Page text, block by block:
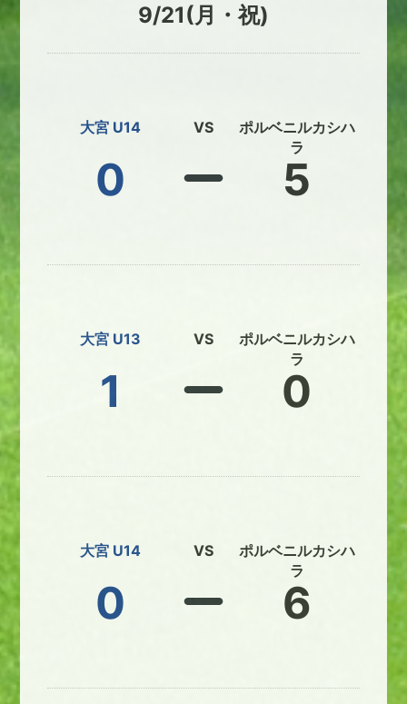
9/21(月・祝)
大宮 U14
0
VS
ポルベニルカシハ
ラ
5
大宮 U13
1
VS
ポルベニルカシハ
ラ
0
大宮 U14
0
VS
ポルベニルカシハ
ラ
6